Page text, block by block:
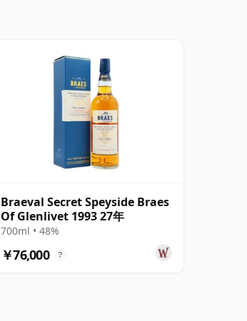
Braeval Secret Speyside Braes
Of Glenlivet 1993 27年
700ml • 48%
￥76,000 ?